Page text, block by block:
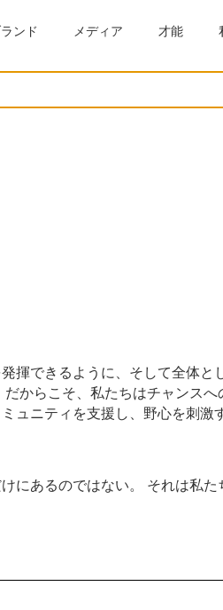
ンド メディア 才能
揮できるように、そして全体
からこそ、私たちはチャンス
ュニティを支援し、野心を刺
にあるのではない。 それは私